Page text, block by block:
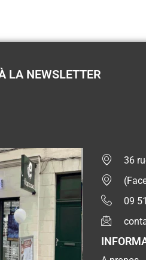
LA NEWSLETTER
36
09